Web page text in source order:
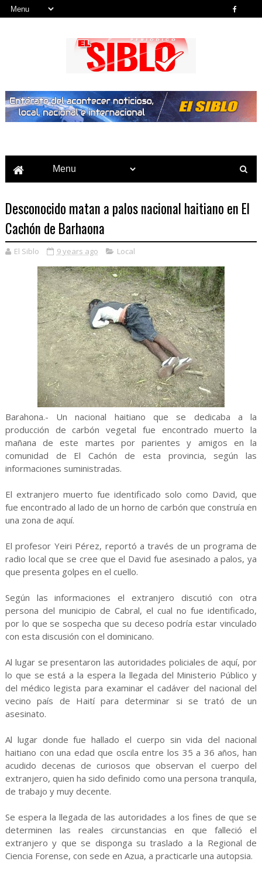
Desconocido matan a palos nacional haitiano en El
Cachón de Barhaona
El Siblo 9 years ago Local
Barahona.- Un nacional haitiano que se dedicaba a la
producción de carbón vegetal fue encontrado muerto la
mañana de este martes por parientes y amigos en la
comunidad de El Cachón de esta provincia, según las
informaciones suministradas.
El extranjero muerto fue identificado solo como David, que
fue encontrado al lado de un horno de carbón que construía en
una zona de aquí.
El profesor Yeiri Pérez, reportó a través de un programa de
radio local que se cree que el David fue asesinado a palos, ya
que presenta golpes en el cuello.
Según las informaciones el extranjero discutió con otra
persona del municipio de Cabral, el cual no fue identificado,
por lo que se sospecha que su deceso podría estar vinculado
con esta discusión con el dominicano.
Al lugar se presentaron las autoridades policiales de aquí, por
lo que se está a la espera la llegada del Ministerio Público y
del médico legista para examinar el cadáver del nacional del
vecino país de Haití para determinar si se trató de un
asesinato.
Al lugar donde fue hallado el cuerpo sin vida del nacional
haitiano con una edad que oscila entre los 35 a 36 años, han
acudido decenas de curiosos que observan el cuerpo del
extranjero, quien ha sido definido como una persona tranquila,
de trabajo y muy decente.
Se espera la llegada de las autoridades a los fines de que se
determinen las reales circunstancias en que falleció el
extranjero y que se disponga su traslado a la Regional de
Ciencia Forense, con sede en Azua, a practicarle una autopsia.